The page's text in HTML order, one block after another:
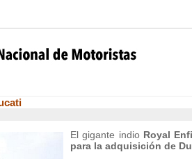
El gigante indioRoyal
para la adquisición de